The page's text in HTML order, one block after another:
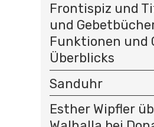
Frontispiz und
und
Funktionen und
Überblicks
Sanduhr
Esther Wipfler